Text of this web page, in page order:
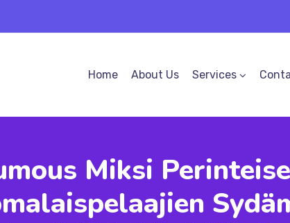
Home About Us Services
Miksi